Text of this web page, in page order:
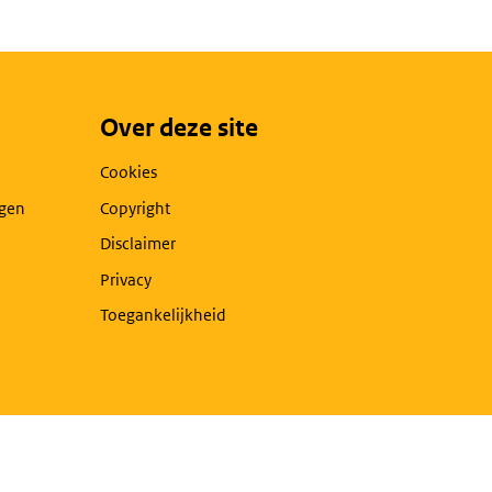
Over deze site
Cookies
Copyright
Disclaimer
Privacy
Toegankelijkheid